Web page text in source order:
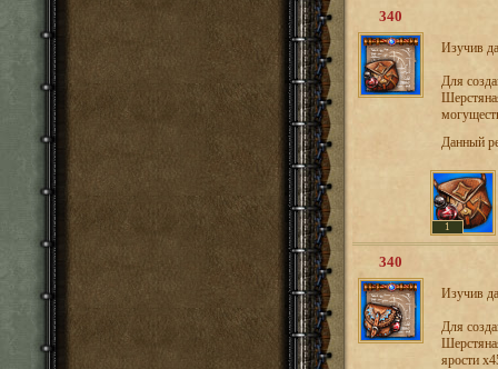
340
Изучив
Для
Данный
1
340
Изучив
Для
ярости